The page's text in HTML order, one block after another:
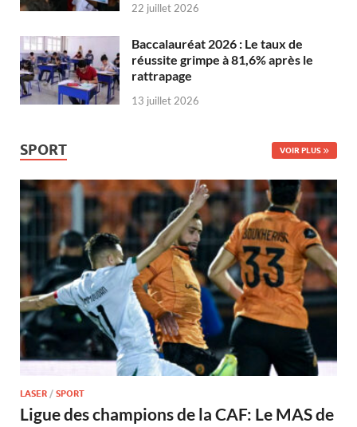
22 juillet 2026
Baccalauréat 2026 : Le taux de
réussite grimpe à 81,6% après le
rattrapage
13 juillet 2026
SPORT VOIR PLUS
LASER / SPORT
Ligue des champions de la CAF: Le MAS de